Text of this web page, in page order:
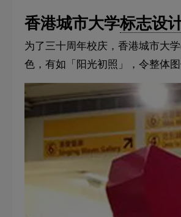
香港城市大学标志设
为了三十周年校庆，香港城市大
色，有如「阳光初照」，令整体图